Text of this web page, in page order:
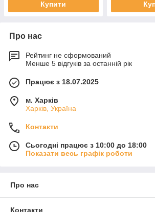
Купити
Про нас
Рейтинг не сформований
Менше 5 відгуків за останній рік
Працює з 18.07.2025
м. Харків
Харків, Україна
Контакти
Сьогодні працює з 10:00 до 18:00
Показати весь графік роботи
Про нас
Контакти